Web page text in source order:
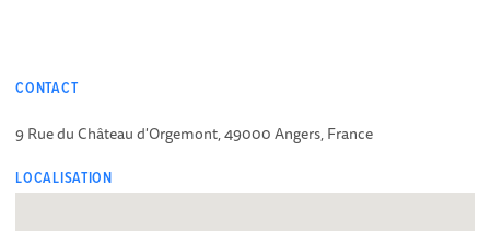
CONTACT
9 Rue du Château d'Orgemont, 49000 Angers, France
LOCALISATION